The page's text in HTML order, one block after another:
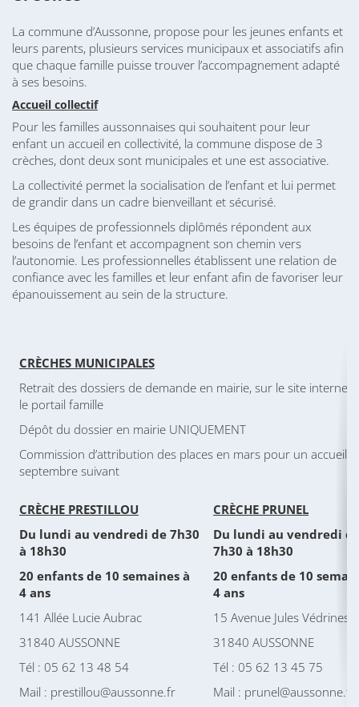
La commune d’Aussonne, propose pour les jeunes enfants et
leurs parents, plusieurs services municipaux et associatifs afin
que chaque famille puisse trouver l’accompagnement adapté
à ses besoins.
Accueil collectif
Pour les familles aussonnaises qui souhaitent pour leur
enfant un accueil en collectivité, la commune dispose de 3
crèches, dont deux sont municipales et une est associative.
La collectivité permet la socialisation de l’enfant et lui permet
de grandir dans un cadre bienveillant et sécurisé.
Les équipes de professionnels diplômés répondent aux
besoins de l’enfant et accompagnent son chemin vers
l’autonomie. Les professionnelles établissent une relation de
confiance avec les familles et leur enfant afin de favoriser leur
épanouissement au sein de la structure.
CRÈCHES MUNICIPALES
Retrait des dossiers de demande en mairie, sur le site internet
le portail famille
Dépôt du dossier en mairie UNIQUEMENT
Commission d’attribution des places en mars pour un accueil
septembre suivant
CRÈCHE PRESTILLOU
Du lundi au vendredi de 7h30
à 18h30
20 enfants de 10 semaines à
4 ans
141 Allée Lucie Aubrac
31840 AUSSONNE
Tél : 05 62 13 48 54
Mail : prestillou@aussonne.fr
CRÈCHE PRUNEL
Du lundi au vendredi
7h30 à 18h30
20 enfants de 10
4 ans
15 Avenue Jules Védrines
31840 AUSSONNE
Tél : 05 62 13 45 75
Mail : prunel@aussonne.fr